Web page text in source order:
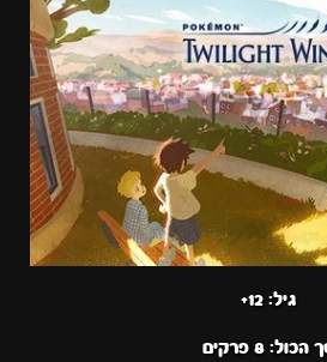
גיל: 12+
הכול: 8 פרקים